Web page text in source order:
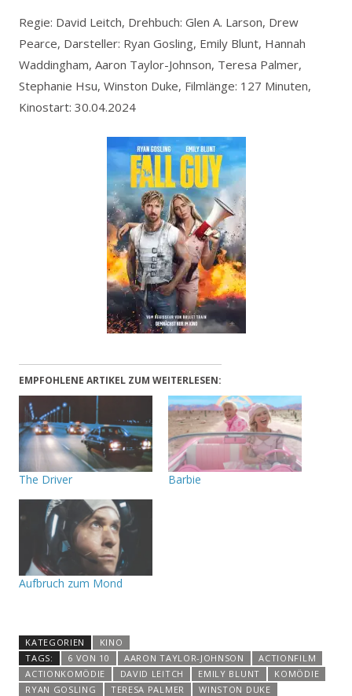
Regie: David Leitch, Drehbuch: Glen A. Larson, Drew
Pearce, Darsteller: Ryan Gosling, Emily Blunt, Hannah
Waddingham, Aaron Taylor-Johnson, Teresa Palmer,
Stephanie Hsu, Winston Duke, Filmlänge: 127 Minuten,
Kinostart: 30.04.2024
EMPFOHLENE ARTIKEL ZUM WEITERLESEN:
The Driver Barbie
Aufbruch zum Mond
KATEGORIEN
KINO
TAGS:
6 VON 10 AARON TAYLOR-JOHNSON
ACTIONFILM
ACTIONKOMÖDIE
DAVID LEITCH EMILY BLUNT
KOMÖDIE
RYAN GOSLING
TERESA PALMER WINSTON DUKE